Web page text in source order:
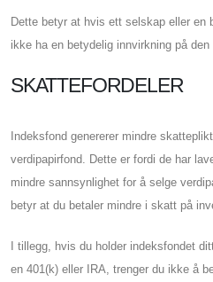
Dette betyr at hvis ett selskap eller en
ikke ha en betydelig innvirkning på den
SKATTEFORDELER
Indeksfond genererer mindre
verdipapirfond. Dette er fordi de har
mindre sannsynlighet for å selge
betyr at du betaler mindre i skatt på
I tillegg, hvis du holder indeksfondet
en 401(k) eller IRA, trenger du ikke å